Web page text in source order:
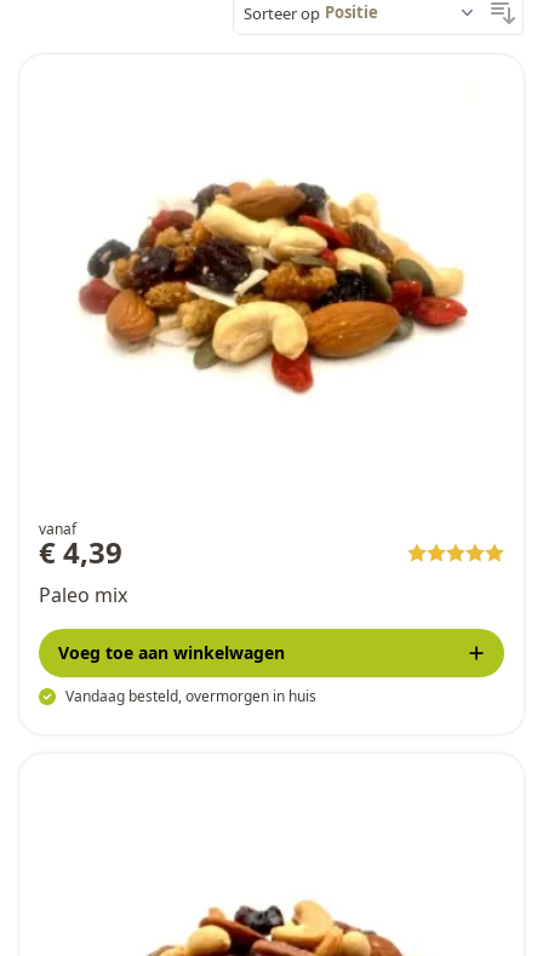
Sorteer op
vanaf
€ 4,39
Paleo mix
Vandaag besteld, overmorgen in huis
Voeg toe aan winkelwagen